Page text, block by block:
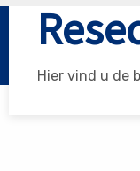
Zoek
Zoek
Hier vind u de